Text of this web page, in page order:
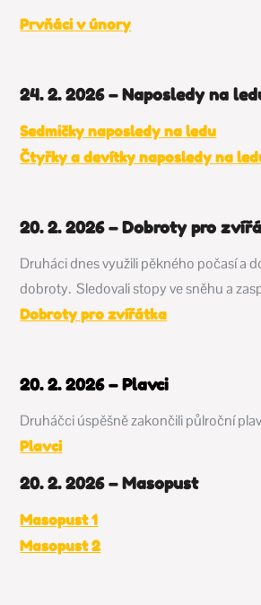
Prvňáci v únory
24. 2. 2026 – Naposledy na
Sedmičky naposledy na ledu
Čtyřky a devítky naposledy na
20. 2. 2026 – Dobroty pro
Druháci dnes využili pěkného počasí a
dobroty. Sledovali stopy ve sněhu a
Dobroty pro zvířátka
20. 2. 2026 – Plavci
Druháčci úspěšně zakončili půlroční
Plavci
20. 2. 2026 – Masopust
Masopust 1
Masopust 2